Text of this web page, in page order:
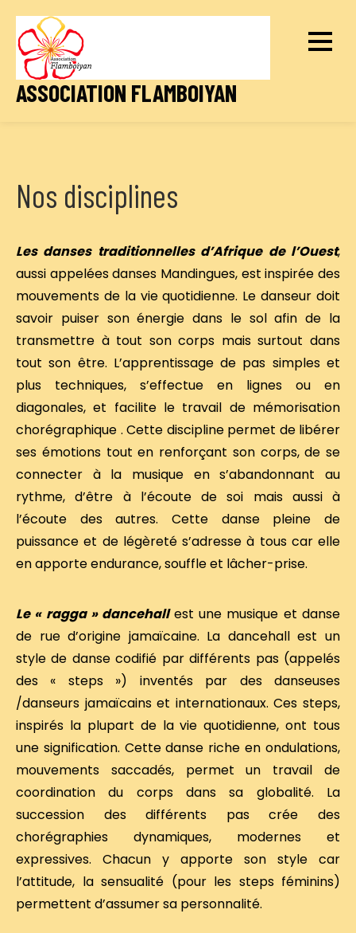
content
ASSOCIATION FLAMBOIYAN
Nos disciplines
Les danses traditionnelles d’Afrique de l’Ouest,
aussi appelées danses Mandingues, est inspirée des
mouvements de la vie quotidienne. Le danseur doit
savoir puiser son énergie dans le sol afin de la
transmettre à tout son corps mais surtout dans
tout son être. L’apprentissage de pas simples et
plus techniques, s’effectue en lignes ou en
diagonales, et facilite le travail de mémorisation
chorégraphique . Cette discipline permet de libérer
ses émotions tout en renforçant son corps, de se
connecter à la musique en s’abandonnant au
rythme, d’être à l’écoute de soi mais aussi à
l’écoute des autres. Cette danse pleine de
puissance et de légèreté s’adresse à tous car elle
en apporte endurance, souffle et lâcher-prise.
Le « ragga » dancehallest une musique et danse
de rue d’origine jamaïcaine. La dancehall est un
style de danse codifié par différents pas (appelés
des « steps ») inventés par des danseuses
/danseurs jamaïcains et internationaux. Ces steps,
inspirés la plupart de la vie quotidienne, ont tous
une signification. Cette danse riche en ondulations,
mouvements saccadés, permet un travail de
coordination du corps dans sa globalité. La
succession des différents pas crée des
chorégraphies dynamiques, modernes et
expressives. Chacun y apporte son style car
l’attitude, la sensualité (pour les steps féminins)
permettent d’assumer sa personnalité.